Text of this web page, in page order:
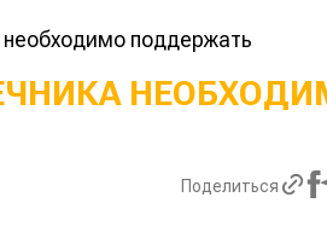
поддержать
Поделиться
жука будут
лазером